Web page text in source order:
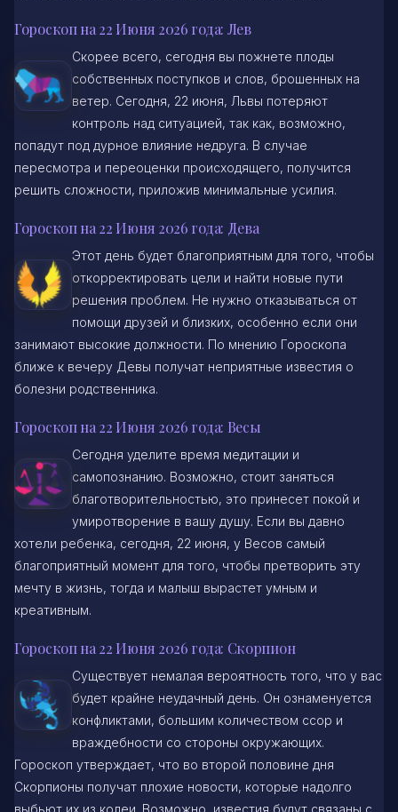
Гороскоп на 22 Июня 2026 года: Лев
Скорее всего, сегодня вы пожнете плоды
собственных поступков и слов, брошенных на
ветер. Сегодня, 22 июня, Львы потеряют
контроль над ситуацией, так как, возможно,
попадут под дурное влияние недруга. В случае
пересмотра и переоценки происходящего, получится
решить сложности, приложив минимальные усилия.
Гороскоп на 22 Июня 2026 года: Дева
Этот день будет благоприятным для того, чтобы
откорректировать цели и найти новые пути
решения проблем. Не нужно отказываться от
помощи друзей и близких, особенно если они
занимают высокие должности. По мнению Гороскопа
ближе к вечеру Девы получат неприятные известия о
болезни родственника.
Гороскоп на 22 Июня 2026 года: Весы
Сегодня уделите время медитации и
самопознанию. Возможно, стоит заняться
благотворительностью, это принесет покой и
умиротворение в вашу душу. Если вы давно
хотели ребенка, сегодня, 22 июня, у Весов самый
благоприятный момент для того, чтобы претворить эту
мечту в жизнь, тогда и малыш вырастет умным и
креативным.
Гороскоп на 22 Июня 2026 года: Скорпион
Существует немалая вероятность того, что у вас
будет крайне неудачный день. Он ознаменуется
конфликтами, большим количеством ссор и
враждебности со стороны окружающих.
Гороскоп утверждает, что во второй половине дня
Скорпионы получат плохие новости, которые надолго
выбьют их из колеи. Возможно, известия будут связаны с